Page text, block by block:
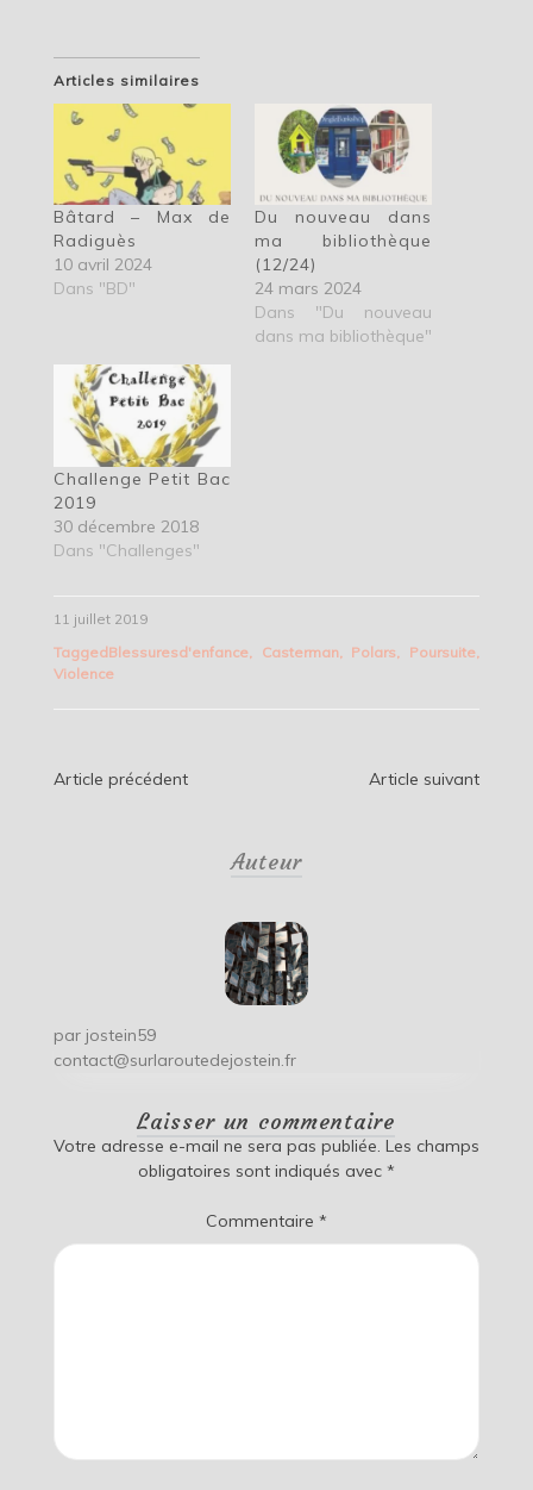
Articles similaires
Bâtard – Max de
Radiguès
10 avril 2024
Dans "BD"
Du nouveau dans
ma bibliothèque
(12/24)
24 mars 2024
Dans "Du nouveau
dans ma bibliothèque"
Challenge Petit Bac
2019
30 décembre 2018
Dans "Challenges"
11 juillet 2019
TaggedBlessuresd'enfance, Casterman, Polars Poursuite
Violence
Navigation
Article précédent Article suivant
Auteur
par jostein59
contact@surlaroutedejostein.fr
Laisser un commentaire
Votre adresse e-mail ne sera pas publiée. Les champs
obligatoires sont indiqués avec *
Commentaire *